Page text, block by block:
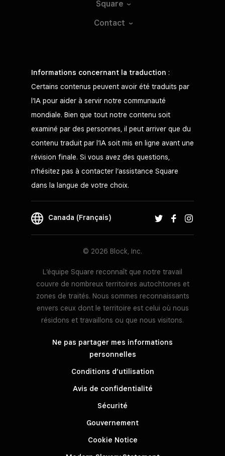
Square
Contact
Informations concernant la traduction :
Certains contenus peuvent avoir été traduits par
l’IA pour aider à servir notre communauté
mondiale. Bien que tout notre contenu soit
examiné par des personnes, il peut arriver que du
contenu traduit par l’IA soit mis en ligne avant une
révision finale. Si vous avez des questions,
n’hésitez pas à contacter l’assistance Square
dans la langue de votre choix.
Canada (Français)
© 2026 Block, Inc.
L’équipe Square reconnaît que notre travail
couvre de nombreux territoires autochtones et
zones de traités. Nous sommes reconnaissants
envers ceux dont le territoire est celui où nous
résidons et travaillons ou que nous visitons.
Ne pas partager mes informations
personnelles
Conditions d’utilisation
Avis de confidentialité
Sécurité
Gouvernement
Cookie Notice